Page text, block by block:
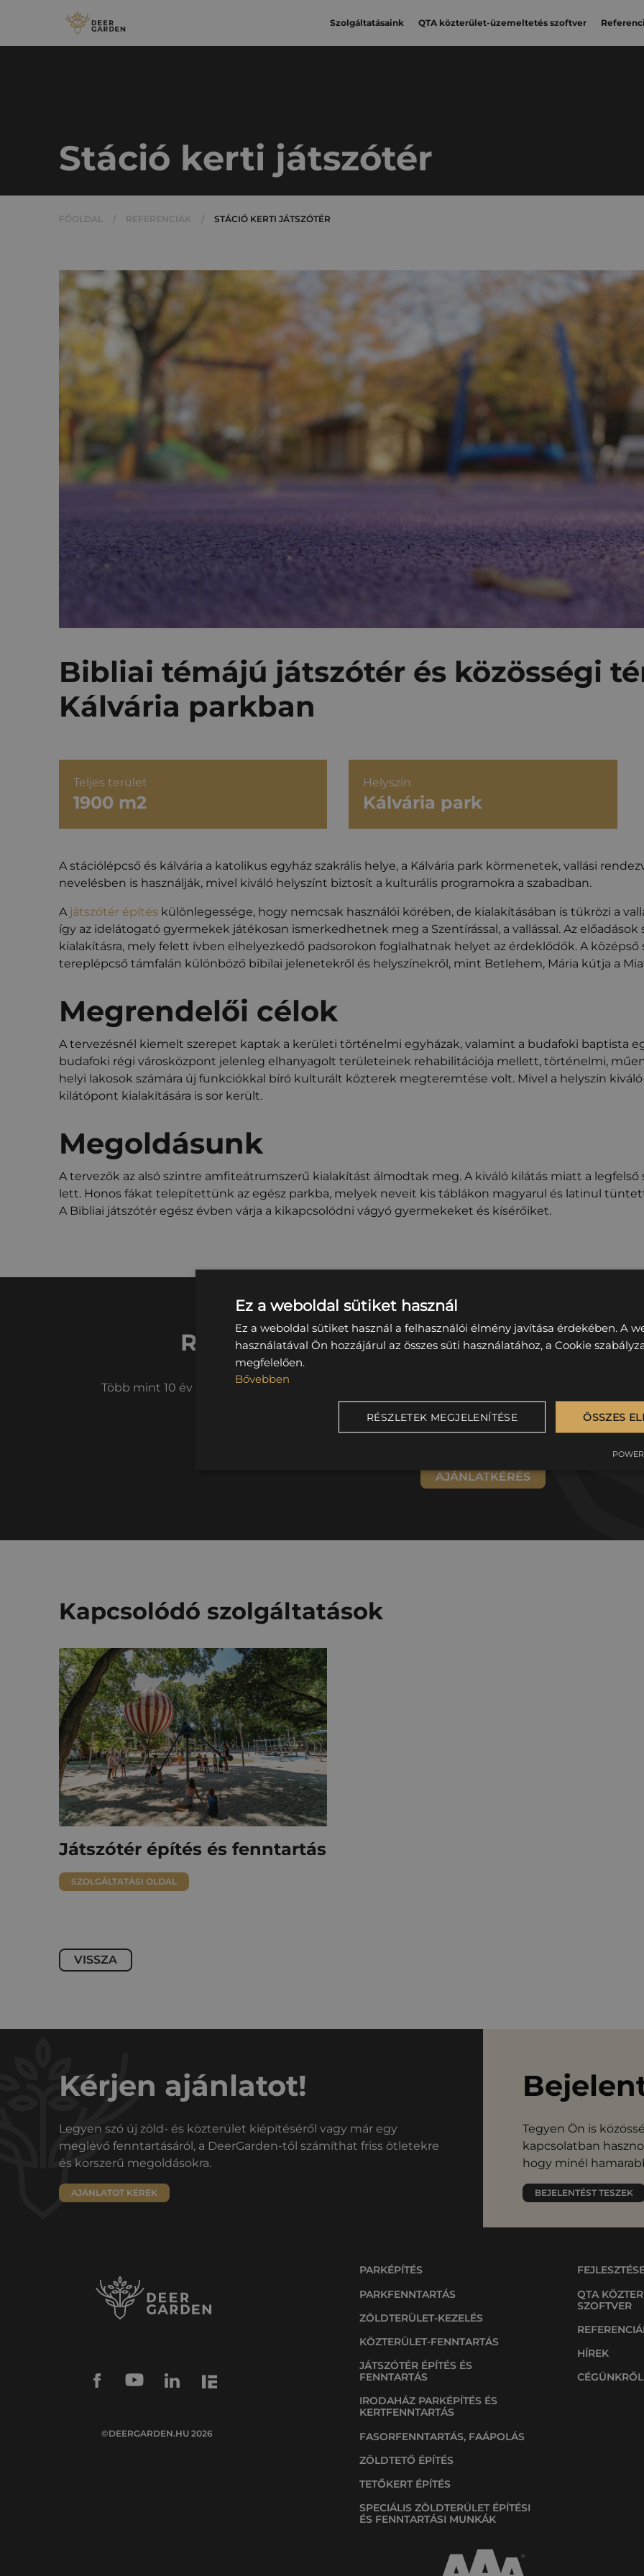
Szolgáltatásaink QTA közterület-üzemeltetés szoftver
Stáció kerti játszótér
FŐOLDAL / REFERENCIÁK / STÁCIÓ KERTI JÁTSZÓTÉR
Bibliai témájú játszótér és közösségi
Kálvária parkban
Teljes terület
1900 m2
Helyszín
Kálvária park
A stációlépcső és kálvária a katolikus egyház szakrális helye, a Kálvária park körmenetek, vallási
nevelésben is használják, mivel kiváló helyszínt biztosít a kulturális programokra a szabadban.
A játszótér építés különlegessége, hogy nemcsak használói körében, de kialakításában is tükrözi a
így az idelátogató gyermekek játékosan ismerkedhetnek meg a Szentírással, a vallással. Az
kialakításra, mely felett ívben elhelyezkedő padsorokon foglalhatnak helyet az érdeklődők. A
tereplépcső támfalán különböző bibilai jelenetekről és helyszínekről, mint Betlehem, Mária kútja a
Megrendelői célok
A tervezésnél kiemelt szerepet kaptak a kerületi történelmi egyházak, valamint a budafoki baptista
budafoki régi városközpont jelenleg elhanyagolt területeinek rehabilitációja mellett, történelmi,
helyi lakosok számára új funkciókkal bíró kulturált közterek megteremtése volt. Mivel a helyszín
kilátópont kialakítására is sor került.
Megoldásunk
A tervezők az alsó szintre amfiteátrumszerű kialakítást álmodtak meg. A kiváló kilátás miatt a
lett. Honos fákat telepítettünk az egész parkba, melyek neveit kis táblákon magyarul és latinul
A Bibliai játszótér egész évben várja a kikapcsolódni vágyó gyermekeket és kísérőiket.
Rendezett, gondozott zöldterületre
Több mint 10 év tapasztalattal, digitalizált munkafolyamatokkal és megbízható csapattal
hanem érték legyen.
AJÁNLATKÉRÉS
Kapcsolódó szolgáltatások
Játszótér építés és fenntartás
SZOLGÁLTATÁSI OLDAL
VISSZA
Kérjen ajánlatot!
Legyen szó új zöld- és közterület kiépítéséről vagy már egy
meglévő fenntartásáról, a DeerGarden-től számíthat friss ötletekre
és korszerű megoldásokra.
AJÁNLATOT KÉREK
Tegyen Ön is
kapcsolatban
hogy minél
BEJELENTÉST TESZEK
©DEERGARDEN.HU 2026
PARKÉPÍTÉS
PARKFENNTARTÁS
ZÖLDTERÜLET-KEZELÉS
KÖZTERÜLET-FENNTARTÁS
JÁTSZÓTÉR ÉPÍTÉS ÉS
FENNTARTÁS
IRODAHÁZ PARKÉPÍTÉS ÉS
KERTFENNTARTÁS
FASORFENNTARTÁS, FAÁPOLÁS
ZÖLDTETŐ ÉPÍTÉS
TETŐKERT ÉPÍTÉS
SPECIÁLIS ZÖLDTERÜLET ÉPÍTÉSI
ÉS FENNTARTÁSI MUNKÁK
QTA
SZOFTVER
HÍREK
CÉGÜNKRŐL
Ez a weboldal sütiket használ
Ez a weboldal sütiket használ a felhasználói élmény javítása érdekében. A
használatával Ön hozzájárul az összes süti használatához, a Cookie
megfelelően.
Bővebben
ÖSSZES
RÉSZLETEK MEGJELENÍTÉSE